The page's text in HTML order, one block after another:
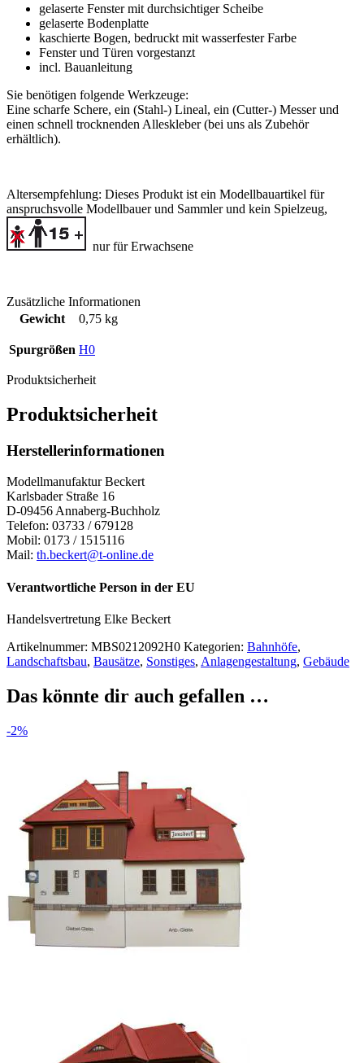
gelaserte Fenster mit durchsichtiger Scheibe
gelaserte Bodenplatte
kaschierte Bogen, bedruckt mit wasserfester Farbe
Fenster und Türen vorgestanzt
incl. Bauanleitung
Sie benötigen folgende Werkzeuge:
Eine scharfe Schere, ein (Stahl-) Lineal, ein (Cutter-) Messer und
einen schnell trocknenden Alleskleber (bei uns als Zubehör
erhältlich).
Altersempfehlung: Dieses Produkt ist ein Modellbauartikel für
anspruchsvolle Modellbauer und Sammlerund kein Spielzeug,
nur für Erwachsene
Zusätzliche Informationen
Gewicht
0,75 kg
Spurgrößen H0
Produktsicherheit
Produktsicherheit
Herstellerinformationen
Modellmanufaktur Beckert
Karlsbader Straße 16
D-09456 Annaberg-Buchholz
Telefon: 03733 / 679128
Mobil: 0173 / 1515116
Mail: th.beckert@t-online.de
Verantwortliche Person in der EU
Handelsvertretung Elke Beckert
Artikelnummer: MBS0212092H0 Kategorien: Bahnhöfe,
Landschaftsbau, Bausätze, Sonstiges, Anlagengestaltung, Gebäude
Das könnte dir auch gefallen …
-2%